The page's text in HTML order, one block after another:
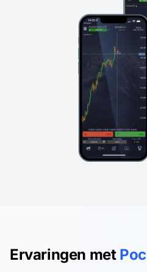
Ervaringen met